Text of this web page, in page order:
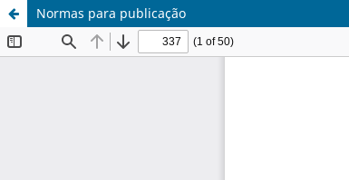
Normas para publicação